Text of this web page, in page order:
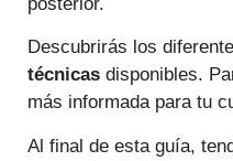
Descubrirás los
técnicas disponibles.
más informada para tu
Al final de esta guía,